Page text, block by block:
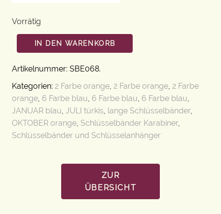
Vorrätig
IN DEN WARENKORB
Artikelnummer: SBE068.
Kategorien: 2 Farbe orange 2 Farbe orange 2 Farbe
orange 6 Farbe blau 6 Farbe blau 6 Farbe blau
JANUAR blau JULI türkis lange Schlüsselbänder,
OKTOBER orange Schlüsselbänder Karabiner,
Schlüsselbänder und Schlüsselanhänger
ZUR
ÜBERSICHT